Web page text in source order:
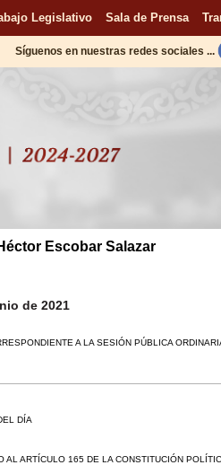
Legislativo Sala de Prensa
Síguenos en nuestras redes sociales ...
Escobar Salazar
de 2021
A LA SESIÓN PÚBLICA
DÍA
ARTÍCULO 165 DE LA CONSTITUCIÓN